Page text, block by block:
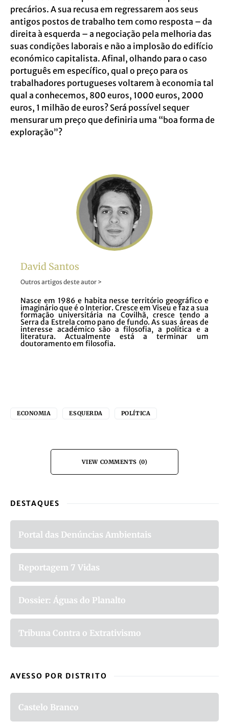
precários. A sua recusa em regressarem aos seus
antigos postos de trabalho tem como resposta – da
direita à esquerda – a negociação pela melhoria das
suas condições laborais e não a implosão do edifício
económico capitalista. Afinal, olhando para o caso
português em específico, qual o preço para os
trabalhadores portugueses voltarem à economia tal
qual a conhecemos, 800 euros, 1000 euros, 2000
euros, 1 milhão de euros? Será possível sequer
mensurar um preço que definiria uma “boa forma de
exploração”?
David Santos
Outros artigos deste autor >
Nasce em 1986 e habita nesse território geográfico e
imaginário que é o Interior. Cresce em Viseu e faz a sua
formação universitária na Covilhã, cresce tendo a
Serra da Estrela como pano de fundo. As suas áreas de
interesse académico são a filosofia, a política e a
literatura. Actualmente está a terminar um
doutoramento em filosofia.
ECONOMIA ESQUERDA POLÍTICA
VIEW COMMENTS (0)
DESTAQUES
Portal das Denúncias Ambientais
Reportagem 7 Vidas
Dossier: Águas do Planalto
Tribuna Contra o Extrativismo
AVESSO POR DISTRITO
Castelo Branco